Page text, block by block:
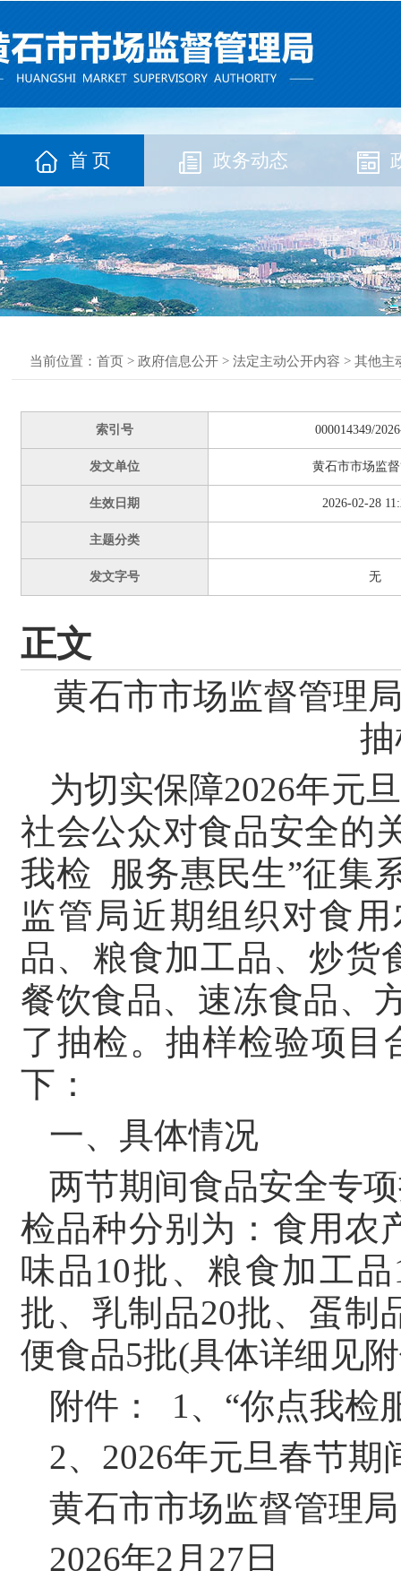
首 页 政务动态
当前位置： 首页 > 政府信息公开 > 法定主动公开内容 > 其他主
索引号 000014349/
发文单位 黄石市市场监
生效日期 2026-02-28
主题分类
发文字号 无
正文
黄石市市场监督管理
为切实保障2026年元
社会公众对食品安全的
我检 服务惠民生”征集
监管局近期组织对食
品、粮食加工品、炒货
餐饮食品、速冻食品、
了抽检。抽样检验项目
下：
一、具体情况
两节期间食品安全专
检品种分别为：食用农
味品10批、粮食加工
批、乳制品20批、蛋制
便食品5批(具体详细见
附件： 1、“你点我检
2、2026年元旦春节
黄石市市场监督管理局
2026年2月27日